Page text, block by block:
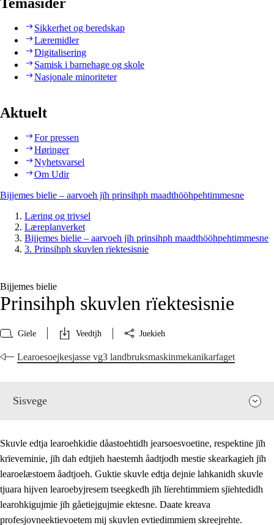
Temasider
Sikkerhet og beredskap
Læremidler
Digitalisering
Samisk i barnehage og skole
Nasjonale minoriteter
Aktuelt
For pressen
Høringer
Nyhetsvarsel
Om Udir
Bijjemes bielie – aarvoeh jïh prinsihph maadthööhpehtimmesne
Læring og trivsel
Læreplanverket
Bijjemes bielie – aarvoeh jïh prinsihph maadthööhpehtimmesne
3. Prinsihph skuvlen rïektesisnie
Bijjemes bielie
Prinsihph skuvlen rïektesisnie
Gïele Veedtjh Juekieh
Learoesoejkesjasse vg3 landbruksmaskinmekanikarfaget
Sisvege
Skuvle edtja learoehkidie dåastoehtidh jearsoesvoetine, respektine jïh
krïeveminie, jïh dah edtjieh haestemh åadtjodh mestie skearkagieh jïh
learoelæstoem åadtjoeh. Guktie skuvle edtja dejnie lahkanidh skuvle
tjuara hijven learoebyjresem tseegkedh jïh lïerehtimmiem sjïehtedidh
learohkigujmie jïh gåetiejgujmie ektesne. Daate kreava
profesjovneektievoetem mij skuvlen evtiedimmiem skreejrehte.